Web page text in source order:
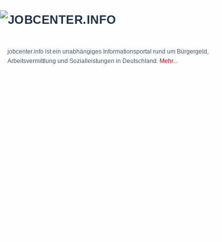
jobcenter.info ist ein unabhängiges Informationsportal rund um Bürgergeld,
Arbeitsvermittlung und Sozialleistungen in Deutschland. Mehr...